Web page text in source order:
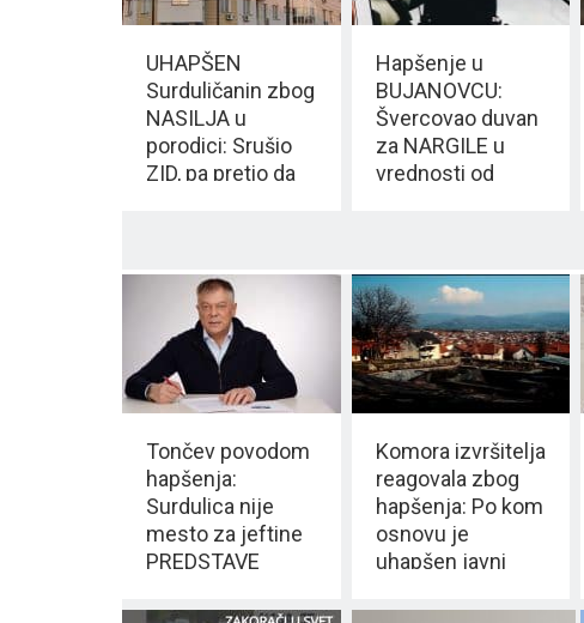
UHAPŠEN
Surduličanin zbog
NASILJA u
porodici: Srušio
ZID, pa pretio da
Hapšenje u
BUJANOVCU:
Švercovao duvan
za NARGILE u
vrednosti od
Tončev povodom
hapšenja:
Surdulica nije
mesto za jeftine
PREDSTAVE
Komora izvršitelja
reagovala zbog
hapšenja: Po kom
osnovu je
uhapšen javni
Vranju?